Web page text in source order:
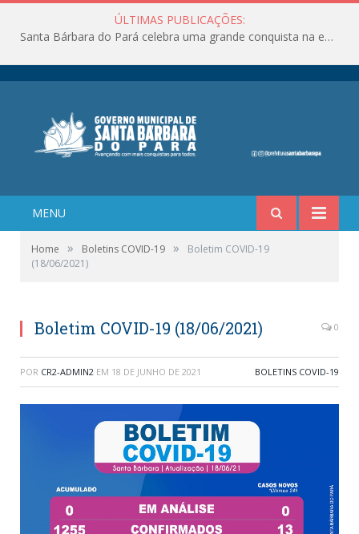
ÚLTIMAS PUBLICAÇÕES:
Santa Bárbara do Pará celebra uma grande conquista na educação!
MENU
Home » Boletins COVID-19 »
Boletim COVID-19
(18/06/2021)
Boletim COVID-19 (18/06/2021) 0
POR CR2-ADMIN2 EM 18 DE JUNHO DE 2021 BOLETINS COVID-19